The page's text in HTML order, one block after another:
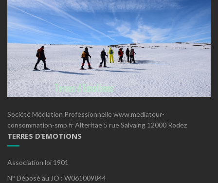
Société Médiation Professionnelle www.mediateur-
consommation-smp.fr Alteritae 5 rue Salvaing 12000 Rodez
TERRES D’EMOTIONS
Association loi 1901
N° Déposé au JO : W061009844